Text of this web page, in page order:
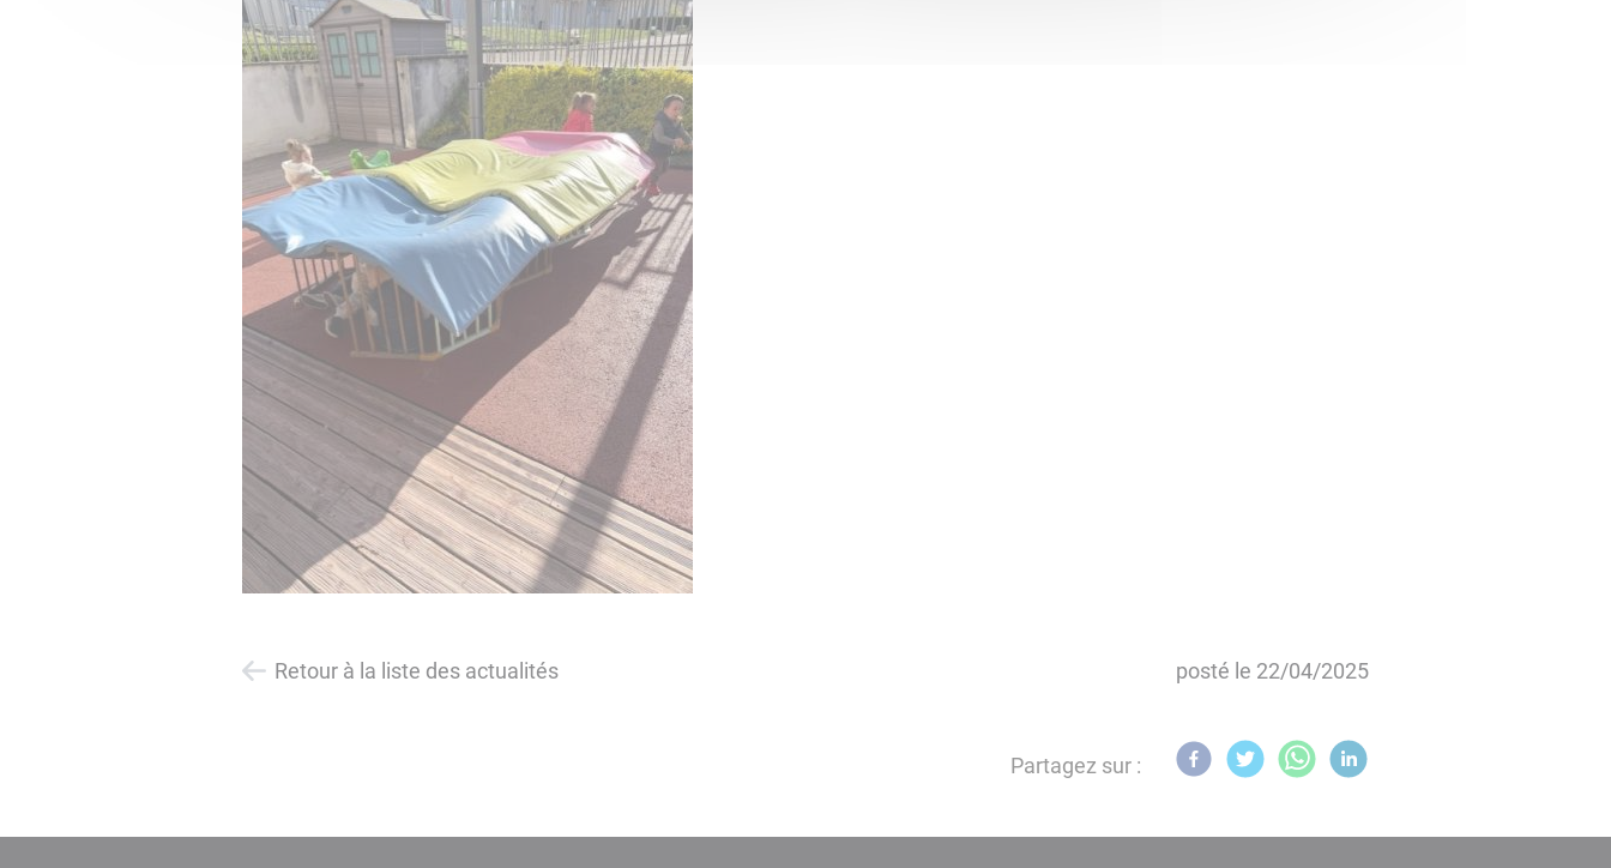
Retour à la liste des actualités posté le 22/04/2025
Partagez sur :